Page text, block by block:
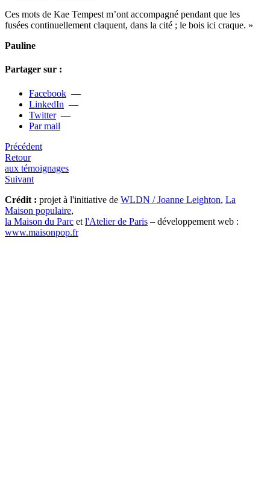
Ces mots de Kae Tempest m’ont accom­pa­gné pen­dant que les
fusées conti­nuel­le­ment cla­quent, dans la cité ; le bois ici craque. »
Pauline
Partager sur :
Facebook —
LinkedIn —
Twitter—
Par mail
Précédent
Retour
aux témoignages
Suivant
Crédit : projet à l'initiative de WLDN / Joanne Leighton, La
Maison populaire,
la Maison du Parc et l'Atelier de Paris – développement web :
www.maisonpop.fr